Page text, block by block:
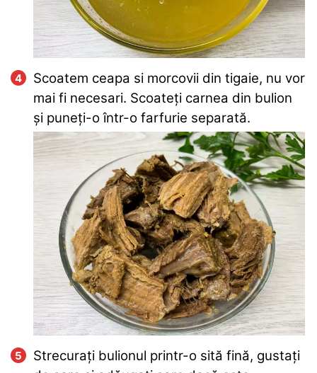
Scoatem ceapa si morcovii din tigaie, nu vor
mai fi necesari. Scoateți carnea din bulion
și puneți-o într-o farfurie separată.
Strecurați bulionul printr-o sită fină, gustați